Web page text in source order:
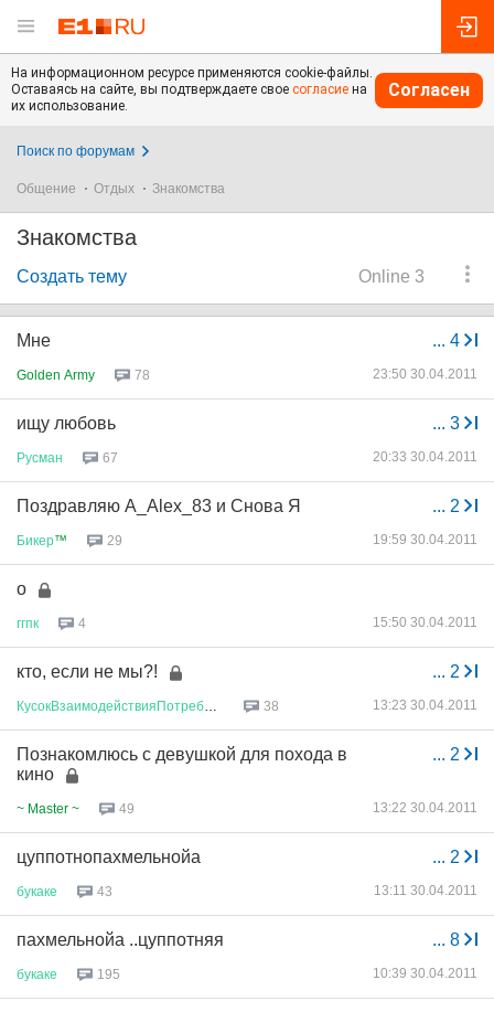
На информационном ресурсе применяются cookie-файлы.
Оставаясь на сайте, вы подтверждаете свое согласие на
их использование.
Согласен
Поиск по форумам
Общение Отдых Знакомства
Знакомства
Online 3
Создать тему
... 4
Мне
Golden Army 78 23:50 30.04.2011
... 3
ищу любовь
Русман 67 20:33 30.04.2011
... 2
Поздравляю A_Alex_83 и Снова Я
Бикер™ 29 19:59 30.04.2011
о
ггпк 4 15:50 30.04.2011
... 2
кто, если не мы?!
... 38 13:23 30.04.2011
... 2
Познакомлюсь с девушкой для похода в
кино
~ Master ~ 49 13:22 30.04.2011
... 2
цуппотнопахмельнойа
букаке 43 13:11 30.04.2011
... 8
пахмельнойа ..цуппотняя
букаке 195 10:39 30.04.2011